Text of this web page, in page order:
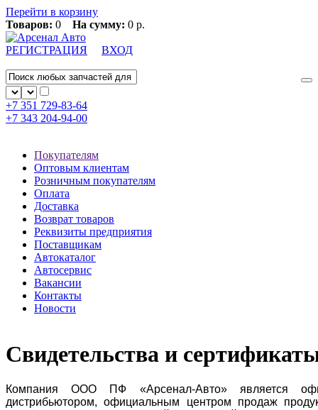
Перейти в корзину
Товаров: 0 На сумму: 0 р.
РЕГИСТРАЦИЯ ВХОД
+7 351 729-83-64
+7 343 204-94-00
Покупателям
Оптовым клиентам
Розничным покупателям
Оплата
Доставка
Возврат товаров
Реквизиты предприятия
Поставщикам
Автокаталог
Автосервис
Вакансии
Контакты
Новости
Свидетельства и
Компания ООО ПФ «Арсенал-Авто» является
дистрибьютором, официальным центром продаж